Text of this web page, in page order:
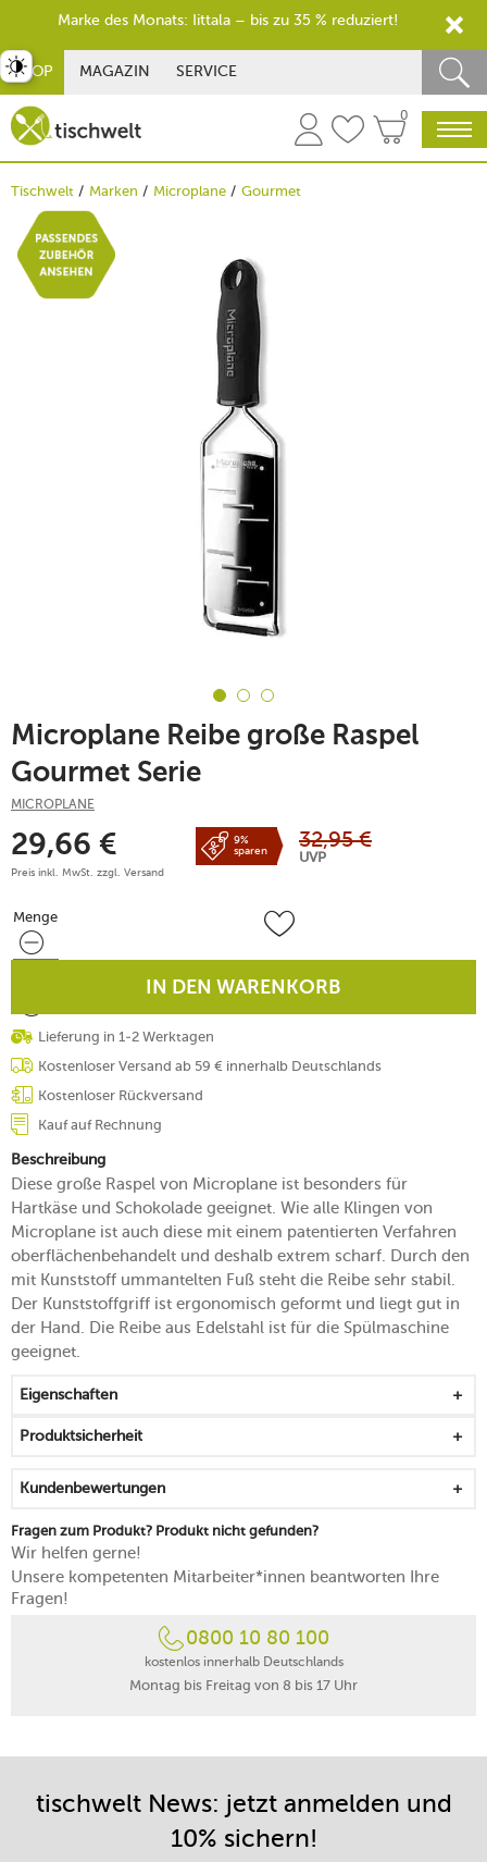
SHOP MAGAZIN SERVICE
0
Tischwelt Marken Microplane Gourmet
Microplane Reibe große Raspel
Gourmet Serie
MICROPLANE
29,66 €
Preis inkl. MwSt. zzgl. Versand
9%
sparen
32,95 €
UVP
Menge
Menge
IN DEN WARENKORB
Lieferung in 1-2 Werktagen
Kostenloser Versand ab 59 € innerhalb Deutschlands
Kostenloser Rückversand
Kauf auf Rechnung
Beschreibung
Diese große Raspel von Microplane ist besonders für
Hartkäse und Schokolade geeignet. Wie alle Klingen von
Microplane ist auch diese mit einem patentierten Verfahren
oberflächenbehandelt und deshalb extrem scharf. Durch den
mit Kunststoff ummantelten Fuß steht die Reibe sehr stabil.
Der Kunststoffgriff ist ergonomisch geformt und liegt gut in
der Hand. Die Reibe aus Edelstahl ist für die Spülmaschine
geeignet.
Eigenschaften
Produktsicherheit
Kundenbewertungen
Fragen zum Produkt? Produkt nicht gefunden?
Wir helfen gerne!
Unsere kompetenten Mitarbeiter*innen beantworten Ihre
Fragen!
0800 10 80 100
kostenlos innerhalb Deutschlands
Montag bis Freitag von 8 bis 17 Uhr
tischwelt News: jetzt anmelden und
10% sichern!
umschalten
Marke des Monats: Iittala – bis zu 35 % reduziert!